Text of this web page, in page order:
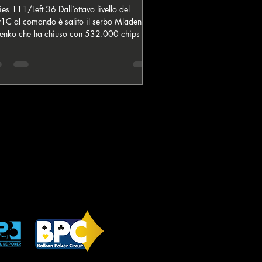
Left 36 Dall’ottavo livello del
al comando è salito il serbo Mladen
che ha chiuso con 532.000 chips in
i premi accumulati e i 35.000
alle squadre. Mladen è partito in